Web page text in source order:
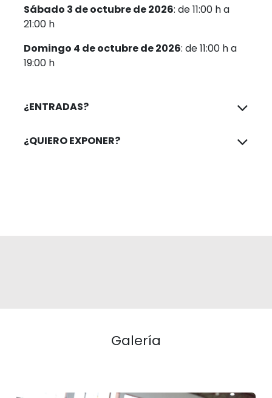
Sábado 3 de octubre de 2026: de 11:00 h a
21:00 h
Domingo 4 de octubre de 2026: de 11:00 h a
19:00 h
¿ENTRADAS?
¿QUIERO EXPONER?
Galería